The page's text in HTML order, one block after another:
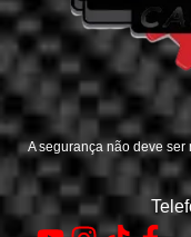
A segurança não deve